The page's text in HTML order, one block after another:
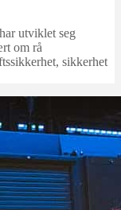
utviklet seg
om rå
sikkerhet